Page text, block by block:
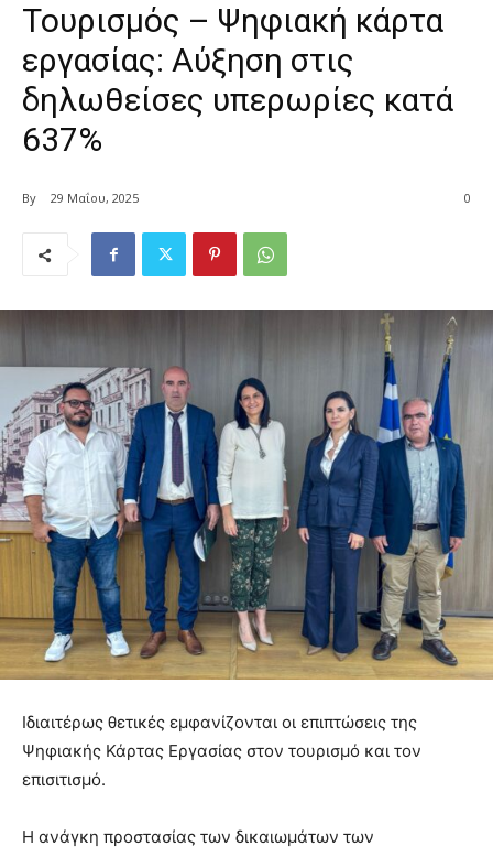
Τουρισμός – Ψηφιακή κάρτα
εργασίας: Αύξηση στις
δηλωθείσες υπερωρίες κατά
637%
By 29 Μαΐου, 2025 0
Ιδιαιτέρως θετικές εμφανίζονται οι επιπτώσεις της
Ψηφιακής Κάρτας Εργασίας στον τουρισμό και τον
επισιτισμό.
Η ανάγκη προστασίας των δικαιωμάτων των